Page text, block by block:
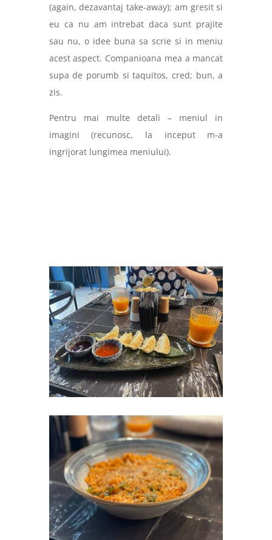
(again, dezavantaj take-away); am gresit si
eu ca nu am intrebat daca sunt prajite
sau nu, o idee buna sa scrie si in meniu
acest aspect. Companioana mea a mancat
supa de porumb si taquitos, cred; bun, a
zis.
Pentru mai multe detali – meniul in
imagini (recunosc, la inceput m-a
ingrijorat lungimea meniului).